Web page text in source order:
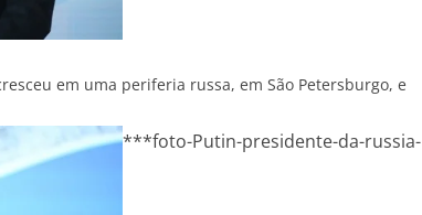
em uma periferia russa, em São Petersburgo, e
***foto-Putin-presidente-da-russia-